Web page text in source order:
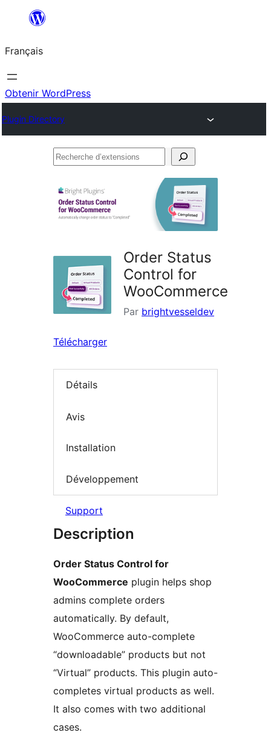
contenu
Français
Obtenir WordPress
Plugin Directory
Recherche
Order Status
Control for
WooCommerce
Par brightvesseldev
Télécharger
Détails
Avis
Installation
Développement
Support
Description
Order Status Control for
WooCommerce plugin helps shop
admins complete orders
automatically. By default,
WooCommerce auto-complete
“downloadable” products but not
“Virtual” products. This plugin auto-
completes virtual products as well.
It also comes with two additional
cases.